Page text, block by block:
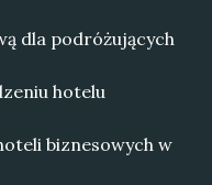
dla podróżujących
hotelu
biznesowych w